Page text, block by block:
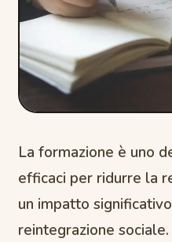
La formazione è uno
efficaci per ridurre la
un impatto
reintegrazione